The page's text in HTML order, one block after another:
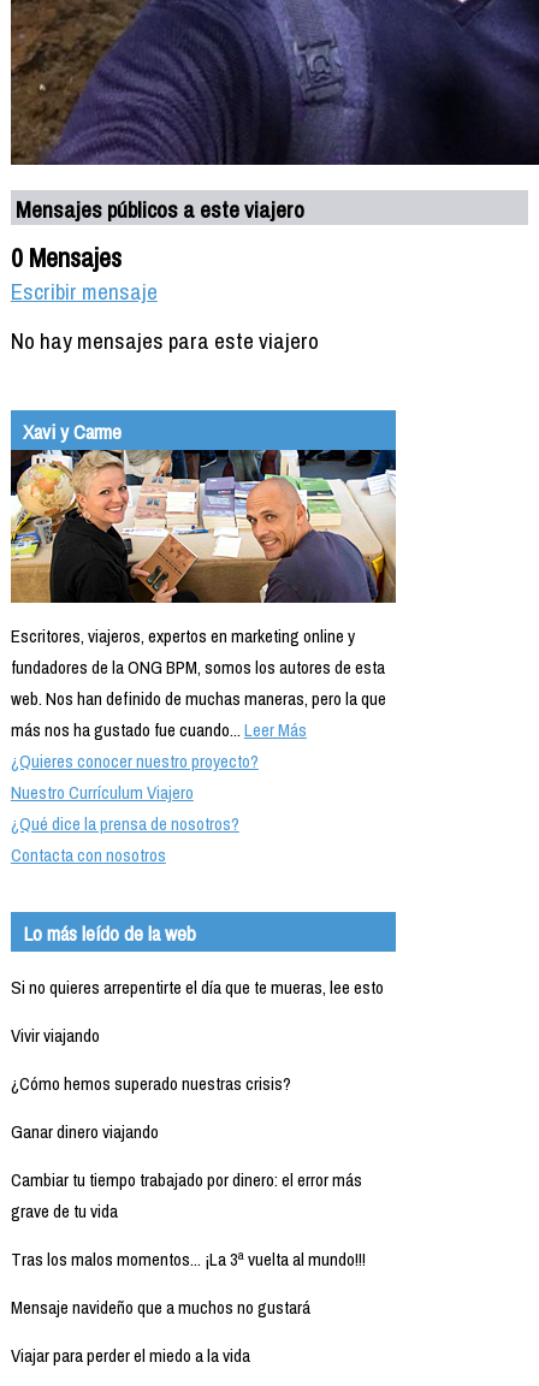
Mensajes públicos a este viajero
0 Mensajes
Escribir mensaje
No hay mensajes para este viajero
Xavi y Carme
Escritores, viajeros, expertos en marketing online y
fundadores de la ONG BPM, somos los autores de esta
web. Nos han definido de muchas maneras, pero la que
más nos ha gustado fue cuando...Leer Más
¿Quieres conocer nuestro proyecto?
Nuestro Currículum Viajero
¿Qué dice la prensa de nosotros?
Contacta con nosotros
Lo más leído de la web
Si no quieres arrepentirte el día que te mueras, lee esto
Vivir viajando
¿Cómo hemos superado nuestras crisis?
Ganar dinero viajando
Cambiar tu tiempo trabajado por dinero: el error más
grave de tu vida
Tras los malos momentos... ¡La 3ª vuelta al mundo!!!
Mensaje navideño que a muchos no gustará
Viajar para perder el miedo a la vida